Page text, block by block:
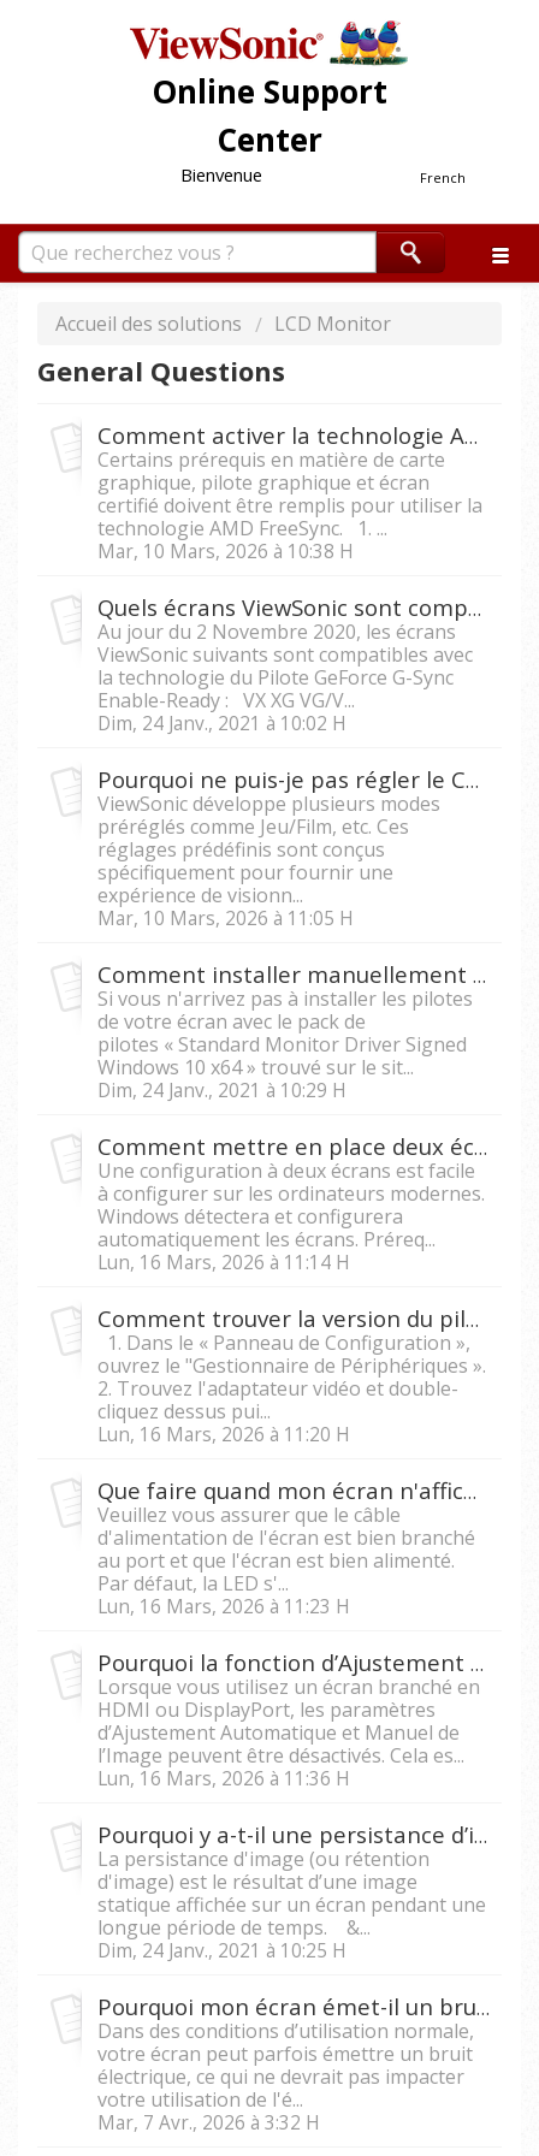
Online Support
Center
French
Bienvenue
Accueil des solutions LCD Monitor
General Questions
Comment activer la technologie AMD FreeSync ?
Certains prérequis en matière de carte
graphique, pilote graphique et écran
certifié doivent être remplis pour utiliser la
technologie AMD FreeSync. 1. ...
Mar, 10 Mars, 2026 à 10:38 H
Quels écrans ViewSonic sont compatibles avec la technologie du Pilote GeForce G-Sync Enable-Ready ?
Au jour du 2 Novembre 2020, les écrans
ViewSonic suivants sont compatibles avec
la technologie du Pilote GeForce G-Sync
Enable-Ready : VX XG VG/V...
Dim, 24 Janv., 2021 à 10:02 H
Pourquoi ne puis-je pas régler le Contraste ou la Luminosité ?
ViewSonic développe plusieurs modes
préréglés comme Jeu/Film, etc. Ces
réglages prédéfinis sont conçus
spécifiquement pour fournir une
expérience de visionn...
Mar, 10 Mars, 2026 à 11:05 H
Comment installer manuellement les pilotes d'écran LED sur Windows 10 64-bit ?
Si vous n'arrivez pas à installer les pilotes
de votre écran avec le pack de
pilotes « Standard Monitor Driver Signed
Windows 10 x64 » trouvé sur le sit...
Dim, 24 Janv., 2021 à 10:29 H
Comment mettre en place deux écrans sur un ordinateur ?
Une configuration à deux écrans est facile
à configurer sur les ordinateurs modernes.
Windows détectera et configurera
automatiquement les écrans. Préreq...
Lun, 16 Mars, 2026 à 11:14 H
Comment trouver la version du pilote graphique dans Windows ?
1. Dans le « Panneau de Configuration »,
ouvrez le "Gestionnaire de Périphériques ».
2. Trouvez l'adaptateur vidéo et double-
cliquez dessus pui...
Lun, 16 Mars, 2026 à 11:20 H
Que faire quand mon écran n'affiche rien ?
Veuillez vous assurer que le câble
d'alimentation de l'écran est bien branché
au port et que l'écran est bien alimenté.
Par défaut, la LED s'...
Lun, 16 Mars, 2026 à 11:23 H
Pourquoi la fonction d’Ajustement Automatique de l’Image est grisée sur l’OSD de l’écran ?
Lorsque vous utilisez un écran branché en
HDMI ou DisplayPort, les paramètres
d’Ajustement Automatique et Manuel de
l’Image peuvent être désactivés. Cela es...
Lun, 16 Mars, 2026 à 11:36 H
Pourquoi y a-t-il une persistance d’image sur mon écran LCD ?
La persistance d'image (ou rétention
d'image) est le résultat d’une image
statique affichée sur un écran pendant une
longue période de temps. &...
Dim, 24 Janv., 2021 à 10:25 H
Pourquoi mon écran émet-il un bruit aigu ?
Dans des conditions d’utilisation normale,
votre écran peut parfois émettre un bruit
électrique, ce qui ne devrait pas impacter
votre utilisation de l'é...
Mar, 7 Avr., 2026 à 3:32 H